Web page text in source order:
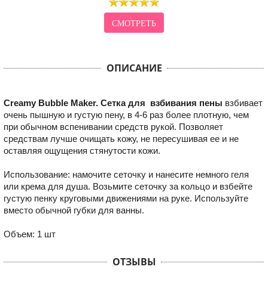
СМОТРЕТЬ
ОПИСАНИЕ
Creamy Bubble Maker. Сетка для взбивания пены взбивает
очень пышную и густую пену, в 4-6 раз более плотную, чем
при обычном вспенивании средств рукой. Позволяет
средствам лучше очищать кожу, не пересушивая ее и не
оставляя ощущения стянутости кожи.
Использование: намочите сеточку и нанесите немного геля
или крема для душа. Возьмите сеточку за кольцо и взбейте
густую пенку круговыми движениями на руке. Используйте
вместо обычной губки для ванны.
Объем: 1 шт
ОТЗЫВЫ